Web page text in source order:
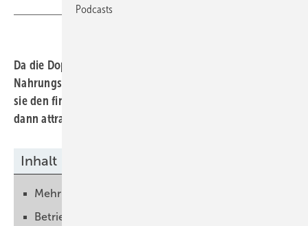
Da die Doppelnutzung von Flächen für Strom- und
Nahrungsmittelproduktion die Effizienz steigert, nimmt
sie den finanziellen Druck von den Höfen. Sie werden
dann attraktiver für junge Nachfolger.
Inhalt
Mehr Geld für Investitionen
Betriebe stellen sich modern auf
Podcasts